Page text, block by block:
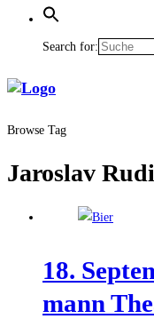
Search for:
Browse Tag
Jaroslav
18.
mann